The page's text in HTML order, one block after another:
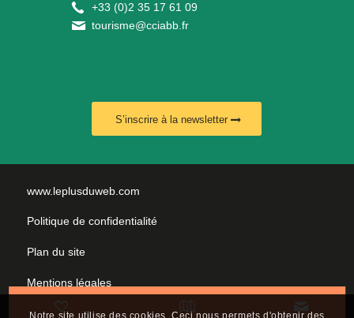
+33 (0)2 35 17 61 09
tourisme@cciabb.fr
S’inscrire à la newsletter
www.leplusduweb.com
Politique de confidentialité
Plan du site
Mentions légales
Nous contacter
Notre site utilise des cookies. Ceci nous permets d'obtenir des